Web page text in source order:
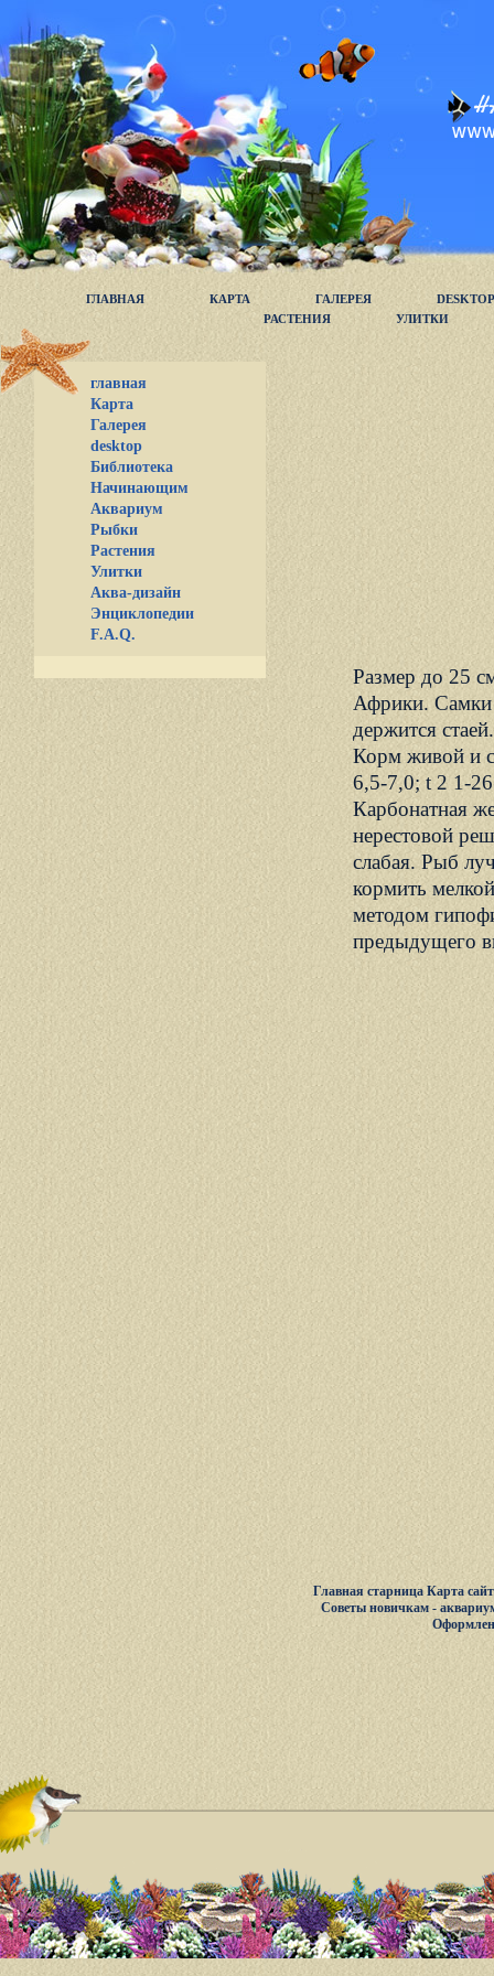
ГЛАВНАЯ КАРТА ГАЛЕРЕЯ
DESKTOP
РАСТЕНИЯ
УЛИТКИ
главная
Карта
Галерея
desktop
Библиотека
Начинающим
Аквариум
Рыбки
Растения
Улитки
Аква-дизайн
Энциклопедии
F.A.Q.
Размер до 25
Африки. Самки
держится
Корм живой и
6,5-7,0; t 2 1-
Карбонатная
нерестовой
слабая. Рыб
кормить
методом
предыдущего
Главная старница Карта
Советы новичкам -